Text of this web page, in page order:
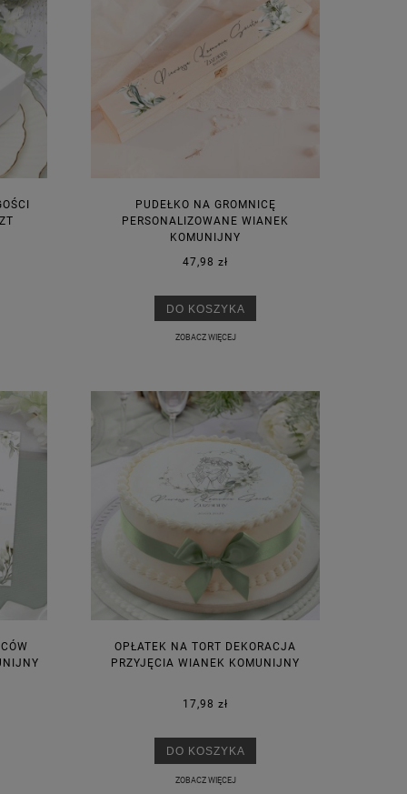
PUDEŁKO NA GROMNICĘ
PERSONALIZOWANE WIANEK
KOMUNIJNY
47,98 zł
DO KOSZYKA
ZOBACZ WIĘCEJ
OPŁATEK NA TORT DEKORACJA
PRZYJĘCIA WIANEK KOMUNIJNY
17,98 zł
DO KOSZYKA
ZOBACZ WIĘCEJ